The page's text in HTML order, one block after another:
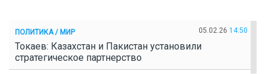
ПОЛИТИКА / МИР 05.02.26 14:50
Токаев: Казахстан и Пакистан установили
стратегическое партнерство